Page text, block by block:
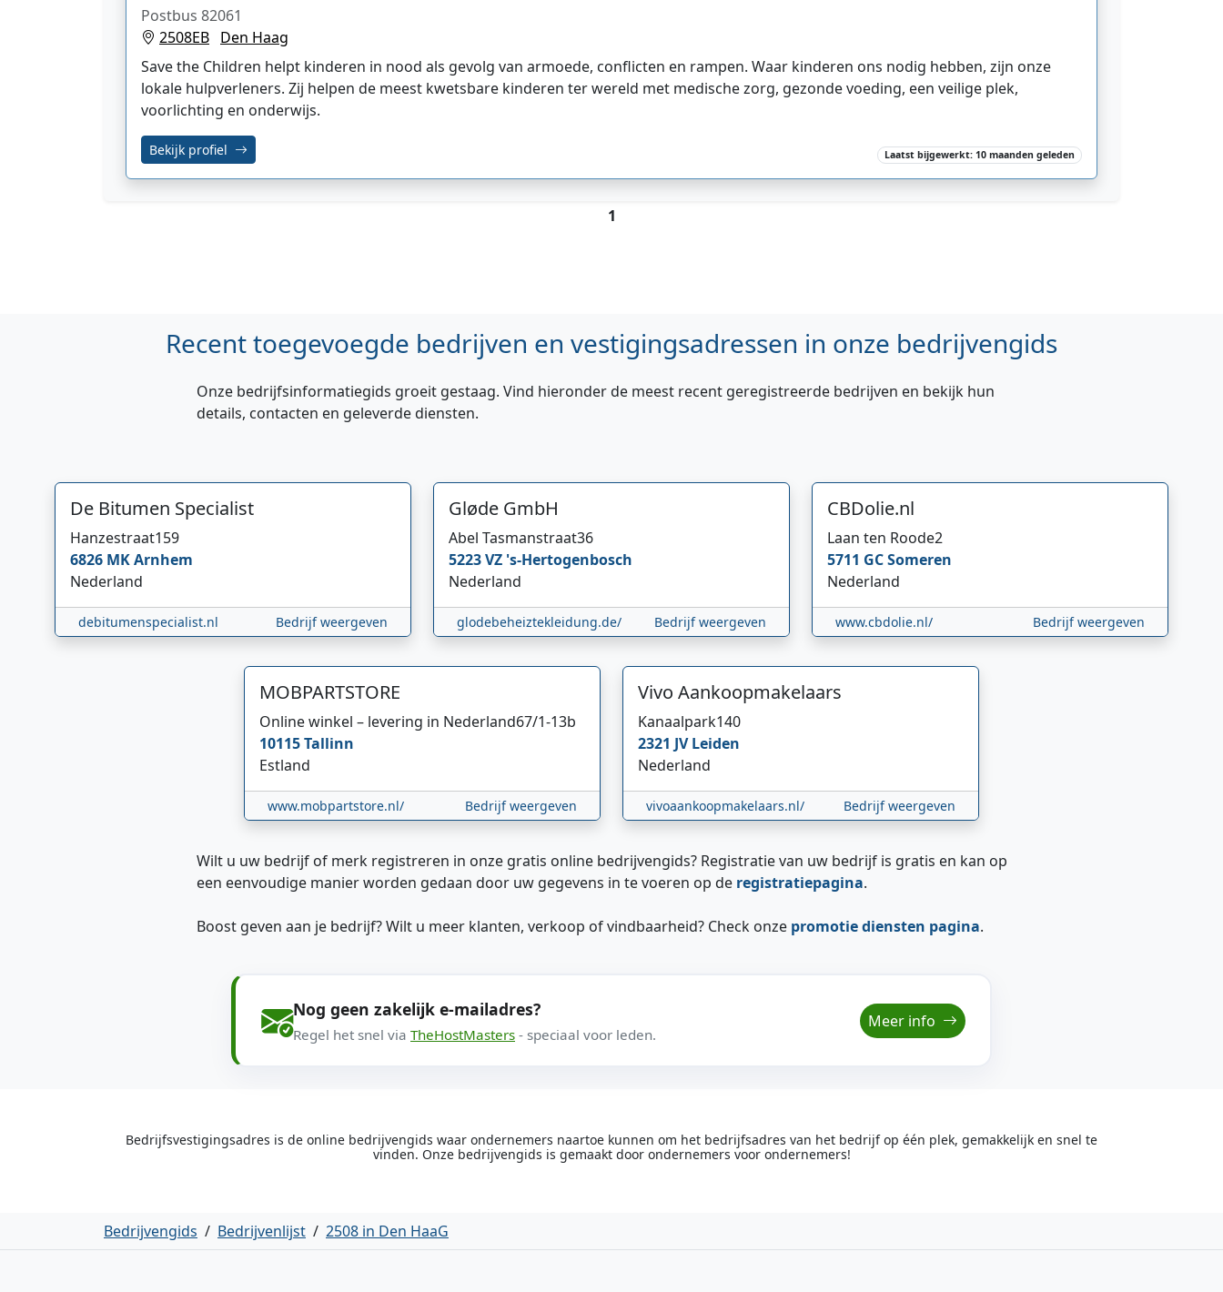
Postbus 82061
2508EB Den Haag
Save the Children helpt kinderen in nood als gevolg van armoede, conflicten en rampen. Waar kinderen ons nodig hebben, zijn onze
lokale hulpverleners. Zij helpen de meest kwetsbare kinderen ter wereld met medische zorg, gezonde voeding, een veilige plek,
voorlichting en onderwijs.
Bekijk profiel Laatst bijgewerkt: 10 maanden geleden
1
Recent toegevoegde bedrijven en vestigingsadressen in onze bedrijvengids
Onze bedrijfsinformatiegids groeit gestaag. Vind hieronder de meest recent geregistreerde bedrijven en bekijk hun
details, contacten en geleverde diensten.
De Bitumen Specialist
Hanzestraat159
6826 MKArnhem
Nederland
debitumenspecialist.nl Bedrijf weergeven
Gløde GmbH
Abel Tasmanstraat36
5223 VZ 's-Hertogenbosch
Nederland
glodebeheiztekleidung.de/ Bedrijf weergeven
CBDolie.nl
Laan ten Roode2
5711 GCSomeren
Nederland
www.cbdolie.nl/ Bedrijf weergeven
MOBPARTSTORE
Online winkel – levering in Nederland67/1-13b
10115Tallinn
Estland
www.mobpartstore.nl/ Bedrijf weergeven
Vivo Aankoopmakelaars
Kanaalpark140
2321 JVLeiden
Nederland
vivoaankoopmakelaars.nl/ Bedrijf weergeven
Wilt u uw bedrijf of merk registreren in onze gratis online bedrijvengids? Registratie van uw bedrijf is gratis en kan op
een eenvoudige manier worden gedaan door uw gegevens in te voeren op de registratiepagina.
Boost geven aan je bedrijf? Wilt u meer klanten, verkoop of vindbaarheid? Check onze promotie diensten pagina.
Nog geen zakelijk e-mailadres?
Regel het snel via TheHostMasters - speciaal voor leden.
Meer info
Bedrijfsvestigingsadres is de online bedrijvengids waar ondernemers naartoe kunnen om het bedrijfsadres van het bedrijf op één plek, gemakkelijk en snel te
vinden. Onze bedrijvengids is gemaakt door ondernemers voor ondernemers!
Bedrijvengids / Bedrijvenlijst / 2508 in Den HaaG